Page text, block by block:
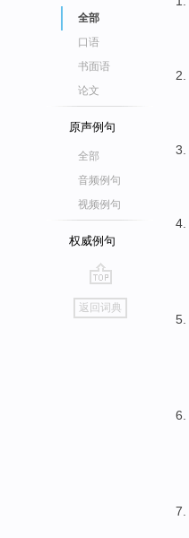
全部
口语
书面语
论文
原声例句
全部
音频例句
视频例句
权威例句
go
top
返回词典